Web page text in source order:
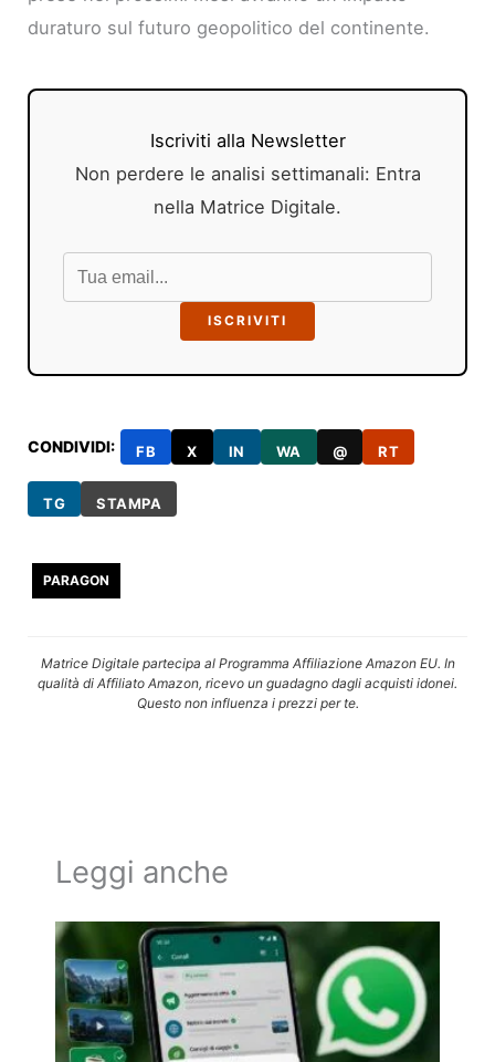
duraturo sul futuro geopolitico del continente.
Iscriviti alla Newsletter
Non perdere le analisi settimanali: Entra
nella Matrice Digitale.
ISCRIVITI
CONDIVIDI: FB X IN WA @ RT
TG STAMPA
PARAGON
Matrice Digitale partecipa al Programma Affiliazione Amazon EU. In
qualità di Affiliato Amazon, ricevo un guadagno dagli acquisti idonei.
Questo non influenza i prezzi per te.
Leggi anche